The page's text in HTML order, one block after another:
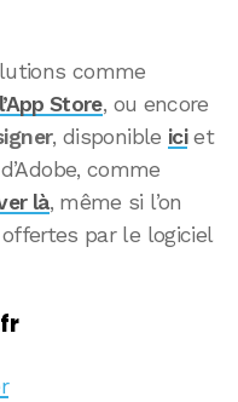
comme
Store, ou encore
, disponible iciet
comme
là, même si l’on
par le logiciel